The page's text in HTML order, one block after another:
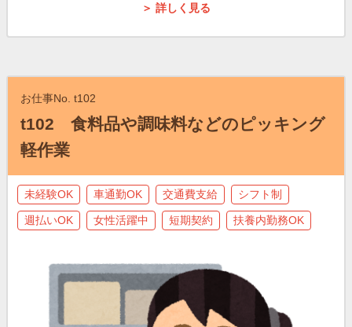
＞ 詳しく見る
お仕事No. t102
t102 食料品や調味料などのピッキング
軽作業
未経験OK 車通勤OK 交通費支給 シフト制
週払いOK 女性活躍中 短期契約 扶養内勤務OK